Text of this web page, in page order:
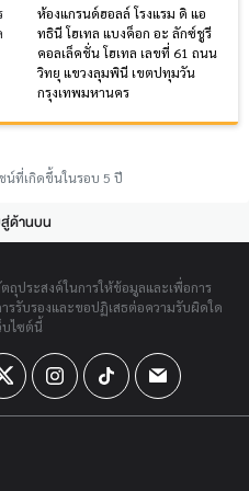
ห้องแกรนด์ฮอลล์ โรงแรม ดิ แอ
ทธินี โฮเทล แบงค็อก อะ ลักซ์ชูรี
คอลเล็คชั่น โฮเทล เลขที่ 61 ถนน
วิทยุ แขวงลุมพินี เขตปทุมวัน
กรุงเทพมหานคร
น์ที่เกิดขึ้นในรอบ 5 ปี
ด้านบน
ประสงค์ในการให้ข้อมูลและเพื่อการ
รับรองและขอปฏิเสธต่อความรับผิดใด
บไซต์นี้